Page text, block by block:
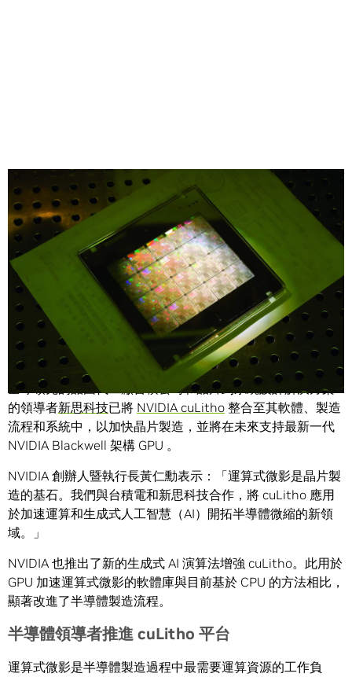
Share
NVIDIA 今天宣布，台積公司（TSMC）和新思科技
（Synopsys）將使用 NVIDIA 的運算式微影平台投入生產，
以加速製造並突破下一代先進半導體晶片的物理極限。
全球領先的晶圓代工廠台積公司和晶片到系統設計解決方案
的領導者新思科技已將 NVIDIA cuLitho 整合至其軟體、製造
流程和系統中，以加快晶片製造，並將在未來支持最新一代
NVIDIA Blackwell 架構 GPU 。
NVIDIA 創辦人暨執行長黃仁勳表示：「運算式微影是晶片製
造的基石。我們與台積電和新思科技合作，將 cuLitho 應用
於加速運算和生成式人工智慧（AI）開拓半導體微縮的新領
域。」
NVIDIA 也推出了新的生成式 AI 演算法增強 cuLitho。此用於
GPU 加速運算式微影的軟體庫與目前基於 CPU 的方法相比，
顯著改進了半導體製造流程。
半導體領導者推進 cuLitho 平台
運算式微影是半導體製造過程中最需要運算資源的工作負